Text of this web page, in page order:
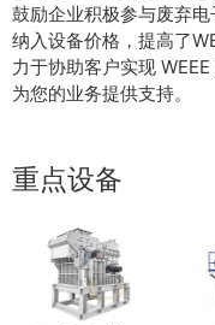
鼓励企业积极参与废弃
纳入设备价格，提高了
力于协助客户实现
为您的业务提供支持。
重点设备